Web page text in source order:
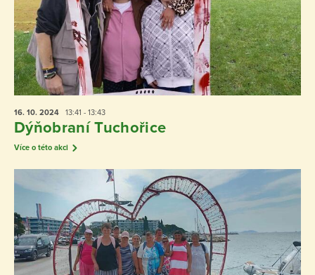
16. 10. 2024 13:41 - 13:43
Dýňobraní Tuchořice
Více o této akci